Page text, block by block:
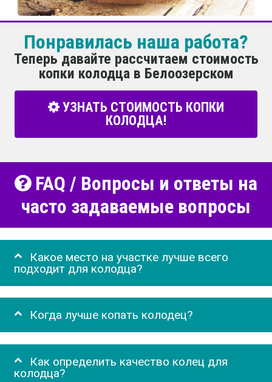
Понравилась наша работа?
Теперь давайте рассчитаем стоимость
копки колодца в Белоозерском
УЗНАТЬ СТОИМОСТЬ КОПКИ
КОЛОДЦА!
FAQ / Вопросы и ответы на
часто задаваемые вопросы
Какое место на участке лучше всего
подходит для колодца?
Когда лучше копать колодец?
Как определить качество колец для
колодца?